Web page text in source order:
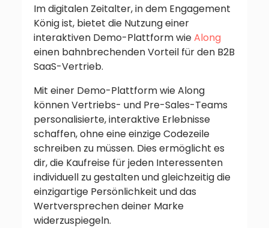
Im digitalen Zeitalter, in dem Engagement
König ist, bietet die Nutzung einer
interaktiven Demo-Plattform wieAlong
einen bahnbrechenden Vorteil für den B2B
SaaS-Vertrieb.
Mit einer Demo-Plattform wie Along
können Vertriebs- und Pre-Sales-Teams
personalisierte, interaktive Erlebnisse
schaffen, ohne eine einzige Codezeile
schreiben zu müssen. Dies ermöglicht es
dir, die Kaufreise für jeden Interessenten
individuell zu gestalten und gleichzeitig die
einzigartige Persönlichkeit und das
Wertversprechen deiner Marke
widerzuspiegeln.